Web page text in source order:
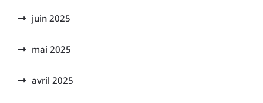
juin 2025
mai 2025
avril 2025